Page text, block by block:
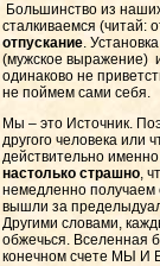
Большинство из
сталкиваемся (читай:
отпускание.
(мужское выражение)
одинаково не
не поймем сами себя.
Мы – это Источник.
другого человека или
действительно
настолько страшно,
немедленно получаем
вышли за
Другими словами,
обжечься. Вселенная
конечном счете МЫ И